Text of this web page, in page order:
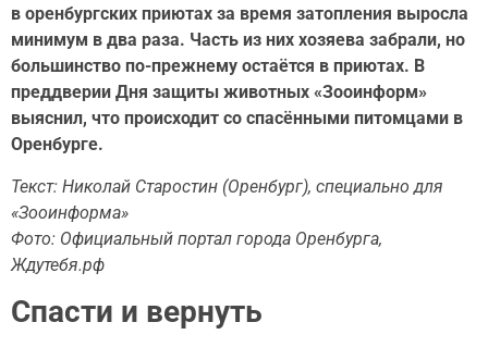
в оренбургских приютах за время затопления выросла
минимум в два раза. Часть из них хозяева забрали, но
большинство по-прежнему остаётся в приютах. В
преддверии Дня защиты животных «Зооинформ»
выяснил, что происходит со спасёнными питомцами в
Оренбурге.
Текст: Николай Старостин (Оренбург), специально для
«Зооинформа»
Фото: Официальный портал города Оренбурга,
Ждутебя.рф
Спасти и вернуть